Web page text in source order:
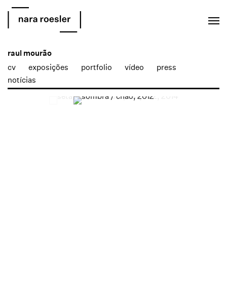
raul mourão
cv
exposições portfolio vídeo
press
notícias
Open a larger version of the following image in a popup: